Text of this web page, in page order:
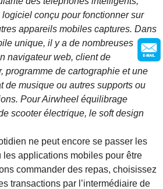
conçu pour fonctionner sur
appareils mobiles captures. Dans
unique, il y a de nombreuses
navigateur web, client de
programme de cartographie et une
de musique ou autres supports ou
Pour Airwheel équilibrage
scooter électrique, le soft design
ne peut encore se passer les
applications mobiles pour être
commander des repas, choisissez
transactions par l’intermédiaire de